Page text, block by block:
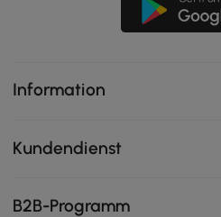
Information
Kundendienst
B2B-Programm